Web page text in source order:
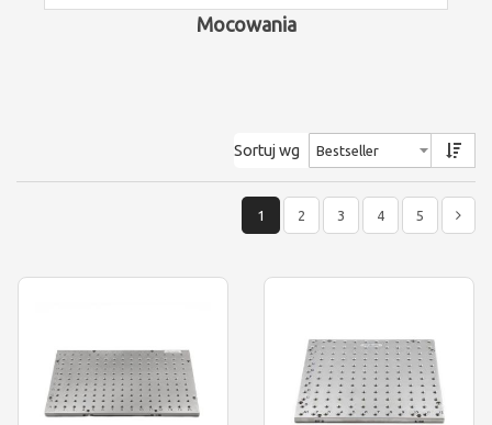
Mocowania
Sortuj wg
1 2 3 4 5